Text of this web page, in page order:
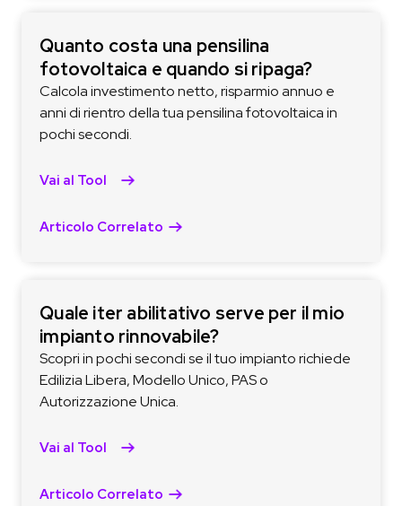
Quanto costa una pensilina
fotovoltaica e quando si ripaga?
Calcola investimento netto, risparmio annuo e
anni di rientro della tua pensilina fotovoltaica in
pochi secondi.
Vai al Tool
Articolo Correlato
Quale iter abilitativo serve per il mio
impianto rinnovabile?
Scopri in pochi secondi se il tuo impianto richiede
Edilizia Libera, Modello Unico, PAS o
Autorizzazione Unica.
Vai al Tool
Articolo Correlato